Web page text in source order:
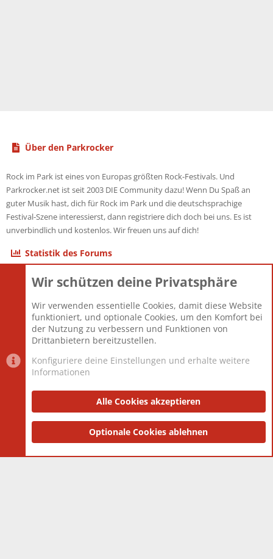
Über den Parkrocker
Rock im Park ist eines von Europas größten Rock-Festivals. Und
Parkrocker.net ist seit 2003 DIE Community dazu! Wenn Du Spaß an
guter Musik hast, dich für Rock im Park und die deutschsprachige
Festival-Szene interessierst, dann registriere dich doch bei uns. Es ist
unverbindlich und kostenlos. Wir freuen uns auf dich!
Statistik des Forums
Themen
Mitglieder
12.425
Neuestes Mitglied
Toddster85
Datenschutzerklärung Impressum
Community platform by XenForo® © 2010-2025 XenForo Ltd.
and add-ons by ThemeHouse
Wir schützen deine Privatsphäre
Wir verwenden essentielle Cookies, damit diese Website
funktioniert, und optionale Cookies, um den Komfort bei
der Nutzung zu verbessern und Funktionen von
Drittanbietern bereitzustellen.
Konfiguriere deine Einstellungen und erhalte weitere
Informationen
Alle Cookies akzeptieren
Optionale Cookies ablehnen